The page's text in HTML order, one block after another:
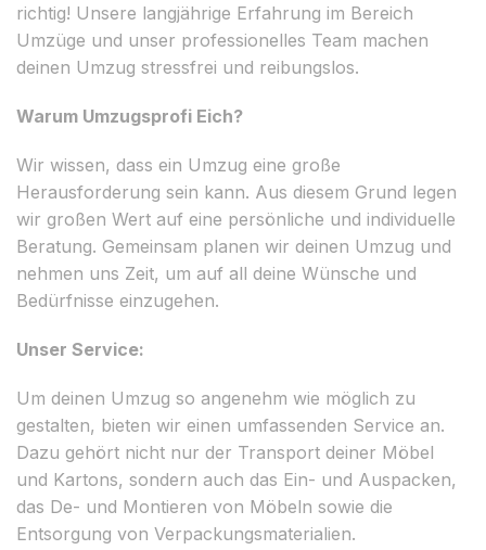
richtig! Unsere langjährige Erfahrung im Bereich
Umzüge und unser professionelles Team machen
deinen Umzug stressfrei und reibungslos.
Warum Umzugsprofi Eich?
Wir wissen, dass ein Umzug eine große
Herausforderung sein kann. Aus diesem Grund legen
wir großen Wert auf eine persönliche und individuelle
Beratung. Gemeinsam planen wir deinen Umzug und
nehmen uns Zeit, um auf all deine Wünsche und
Bedürfnisse einzugehen.
Unser Service:
Um deinen Umzug so angenehm wie möglich zu
gestalten, bieten wir einen umfassenden Service an.
Dazu gehört nicht nur der Transport deiner Möbel
und Kartons, sondern auch das Ein- und Auspacken,
das De- und Montieren von Möbeln sowie die
Entsorgung von Verpackungsmaterialien.